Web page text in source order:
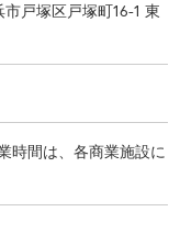
戸塚区戸塚町16-1 東
間は、各商業施設に